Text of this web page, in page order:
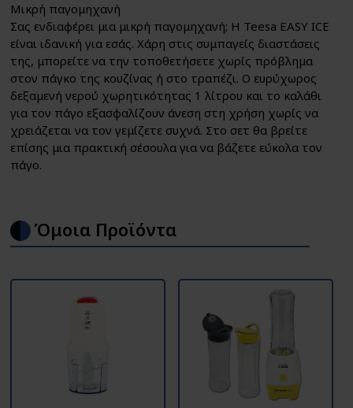
Μικρή παγομηχανή
Σας ενδιαφέρει μια μικρή παγομηχανή; Η Teesa EASY ICE
είναι ιδανική για εσάς. Χάρη στις συμπαγείς διαστάσεις
της, μπορείτε να την τοποθετήσετε χωρίς πρόβλημα
στον πάγκο της κουζίνας ή στο τραπέζι. Ο ευρύχωρος
δεξαμενή νερού χωρητικότητας 1 λίτρου και το καλάθι
για τον πάγο εξασφαλίζουν άνεση στη χρήση χωρίς να
χρειάζεται να τον γεμίζετε συχνά. Στο σετ θα βρείτε
επίσης μια πρακτική σέσουλα για να βάζετε εύκολα τον
πάγο.
Όμοια Προϊόντα